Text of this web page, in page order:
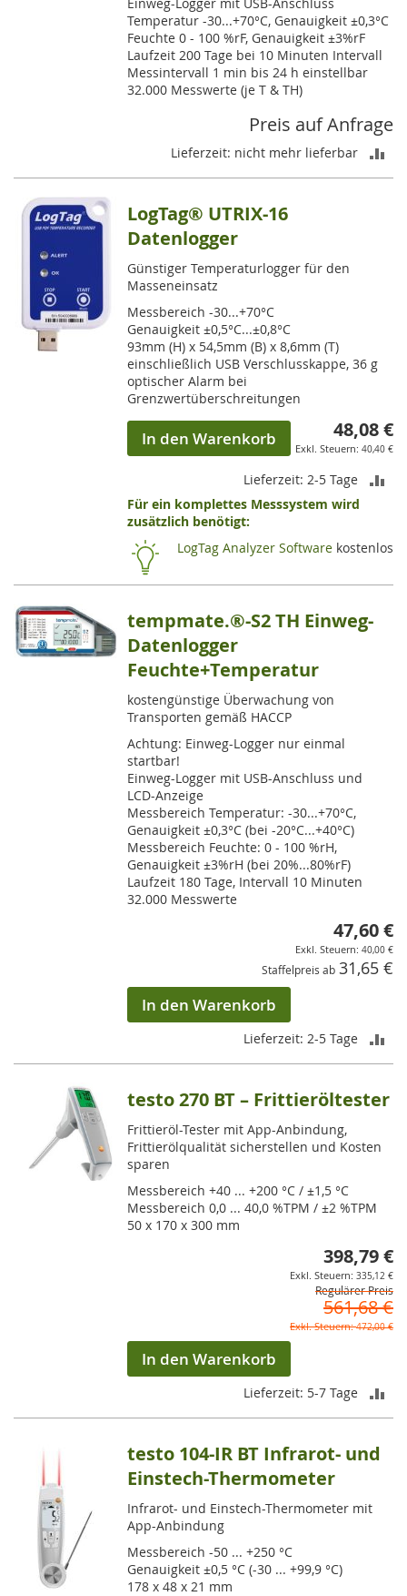
Temperatur -30...+70°C, Genauigkeit ±0,3°C
Feuchte 0 - 100 %rF, Genauigkeit ±3%rF
Laufzeit 200 Tage bei 10 Minuten Intervall
Messintervall 1 min bis 24 h einstellbar
32.000 Messwerte (je T & TH)
Preis auf Anfrage
Lieferzeit: nicht mehr lieferbar
LogTag® UTRIX-16
Datenlogger
Günstiger Temperaturlogger für den
Masseneinsatz
Messbereich -30...+70°C
Genauigkeit ±0,5°C...±0,8°C
93mm (H) x 54,5mm (B) x 8,6mm (T)
einschließlich USB Verschlusskappe, 36 g
optischer Alarm bei
Grenzwertüberschreitungen
48,08 €
40,40 €
In den Warenkorb
Lieferzeit: 2-5 Tage
Für ein komplettes Messsystem wird
zusätzlich benötigt:
LogTag Analyzer Software kostenlos
tempmate.®-S2 TH Einweg-
Datenlogger
Feuchte+Temperatur
kostengünstige Überwachung von
Transporten gemäß HACCP
Achtung: Einweg-Logger nur einmal
startbar!
Einweg-Logger mit USB-Anschluss und
LCD-Anzeige
Messbereich Temperatur: -30...+70°C,
Genauigkeit ±0,3°C (bei -20°C...+40°C)
Messbereich Feuchte: 0 - 100 %rH,
Genauigkeit ±3%rH (bei 20%...80%rF)
Laufzeit 180 Tage, Intervall 10 Minuten
32.000 Messwerte
47,60 €
40,00 €
Staffelpreis ab 31,65 €
In den Warenkorb
Lieferzeit: 2-5 Tage
testo 270 BT – Frittieröltester
Frittieröl-Tester mit App-Anbindung,
Frittierölqualität sicherstellen und Kosten
sparen
Messbereich +40 ... +200 °C / ±1,5 °C
Messbereich 0,0 ... 40,0 %TPM / ±2 %TPM
50 x 170 x 300 mm
398,79 €
335,12 €
Regulärer Preis
561,68 €
472,00 €
In den Warenkorb
Lieferzeit: 5-7 Tage
testo 104-IR BT Infrarot- und
Einstech-Thermometer
Infrarot- und Einstech-Thermometer mit
App-Anbindung
Messbereich -50 ... +250 °C
Genauigkeit ±0,5 °C (-30 ... +99,9 °C)
178 x 48 x 21 mm